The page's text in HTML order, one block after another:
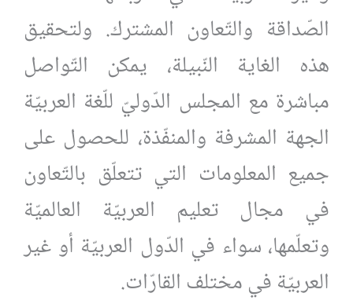
الصّداقة والتّعاون المشترك. ولتحقيق
هذه الغاية النّبيلة، يمكن التّواصل
مباشرة مع المجلس الدّوليّ للّغة العربيّة
الجهة المشرفة والمنفّذة، للحصول على
جميع المعلومات التي تتعلّق بالتّعاون
في مجال تعليم العربيّة العالميّة
وتعلّمها، سواء في الدّول العربيّة أو غير
العربيّة في مختلف القارّات.